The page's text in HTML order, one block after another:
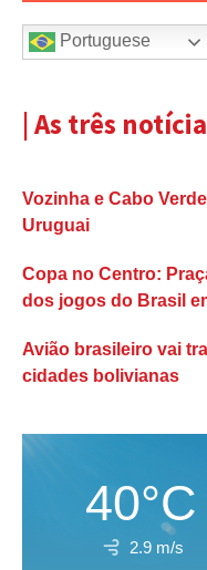
Portuguese
| As três
Vozinha e Cabo
Uruguai
Copa no Centro:
dos jogos do Brasil
Avião brasileiro vai
cidades bolivianas
40°C
2.9 m/s